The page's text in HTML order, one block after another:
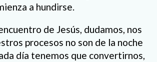
a hundirse.
de Jesús, dudamos, nos
procesos no son de la noche
día tenemos que convertirnos,